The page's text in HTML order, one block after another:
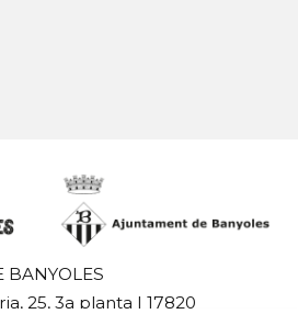
BANYOLES
25, 3a planta | 17820